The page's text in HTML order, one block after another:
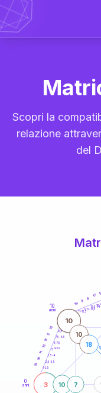
Scopri la
relazione
del
0
anni
10
anni
1-2,5
2,5-3,5
3,5-4
6-7,5
7,5-8,5
8,5-9
11-12,5
12,5-13,5
13,5-14
19
16
11
13
18
5
15
19
9
8
17
5
3
10
10 7
10
18
5anni
15